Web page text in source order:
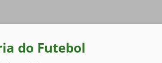
do Futebol